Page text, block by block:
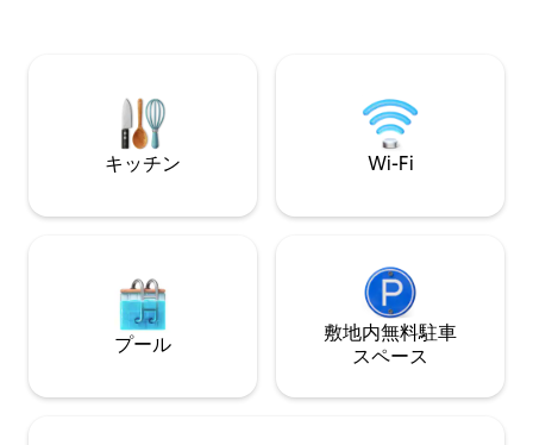
niños juegan en la playa justo enfrente.
El lugar perfecto para relajarte con un
libro o una copa en la terraza, disfrutar
del amanecer y dejarte llevar por el
en el mismo edificio y todo lo necesario
equipamiento de playa. El apartamento
completo, la terraza con vistas al mar y
tu plaza de parking en el mismo edificio
están a tu entera disposición. La
sensación de tranquilidad es inigualable;
sin ruidos de tráfico, solo el relajante
キッチン Wi-Fi
プール
敷地内無料駐⁠車
ス⁠ペ⁠ー⁠ス